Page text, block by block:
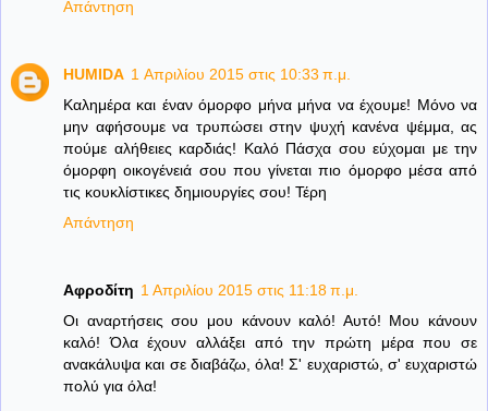
Απάντηση
HUMIDA 1 Απριλίου 2015 στις 10:33 π.μ.
Καλημέρα και έναν όμορφο μήνα μήνα να έχουμε! Μόνο να
μην αφήσουμε να τρυπώσει στην ψυχή κανένα ψέμμα, ας
πούμε αλήθειες καρδιάς! Καλό Πάσχα σου εύχομαι με την
όμορφη οικογένειά σου που γίνεται πιο όμορφο μέσα από
τις κουκλίστικες δημιουργίες σου! Τέρη
Απάντηση
Αφροδίτη 1 Απριλίου 2015 στις 11:18 π.μ.
Οι αναρτήσεις σου μου κάνουν καλό! Αυτό! Μου κάνουν
καλό! Όλα έχουν αλλάξει από την πρώτη μέρα που σε
ανακάλυψα και σε διαβάζω, όλα! Σ' ευχαριστώ, σ' ευχαριστώ
πολύ για όλα!